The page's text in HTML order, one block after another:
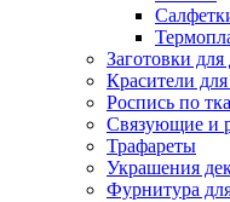
Заготовки
Красители
Роспись по
Связующие и
Трафареты
Украшения
Фурнитура